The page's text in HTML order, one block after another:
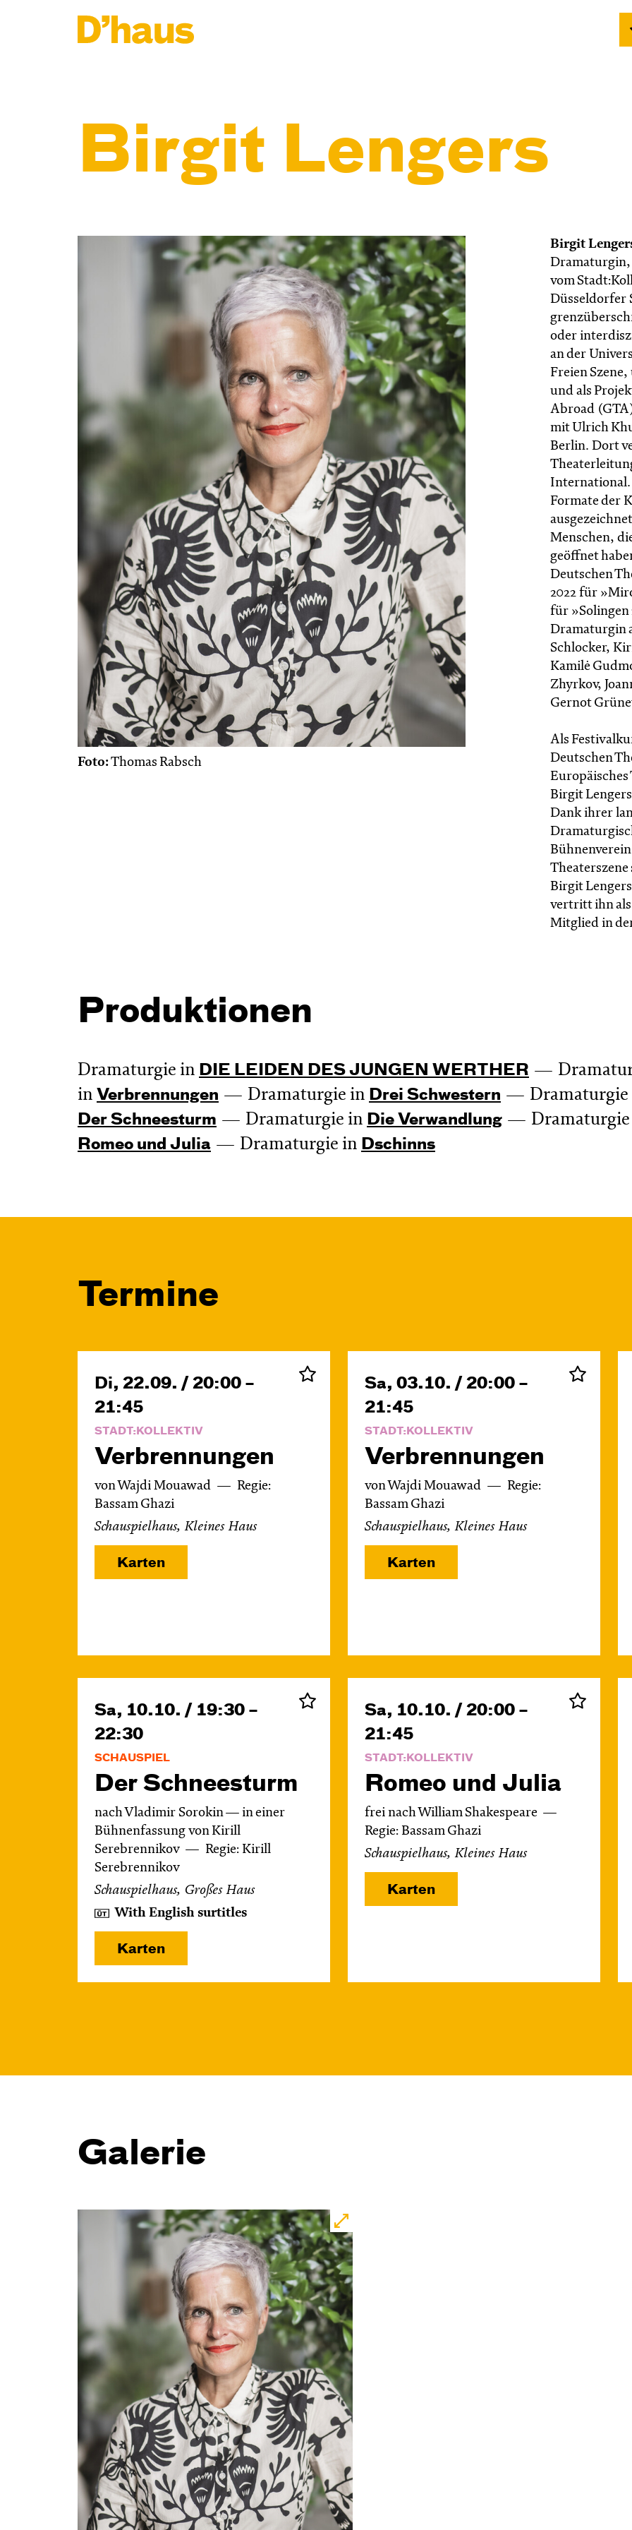
Birgit Lengers
Foto:Thomas Rabsch
Birgit
vom
Düsseldorfer
oder
an der
Freien
und als
Abroad
mit Ulrich
Berlin. Dort
International.
Formate der
Menschen,
geöffnet
Deutschen
2022 für
für »Solingen
Dramaturgin
Schlocker,
Kamilė
Zhyrkov,
Gernot
Als
Deutschen
Birgit
Dank ihrer
Birgit
vertritt ihn als
Mitglied in
Produktionen
Dramaturgie in DIE LEIDEN DES JUNGEN WERTHER
in Verbren­nungen Dramaturgie in Drei Schwestern Dramaturgie
Der Schnee­sturm Dramaturgie in Die Verwand­lung
Romeo und Julia Dramaturgie in Dschinns
Termine
Di, 22.09. / 20:00 –
21:45
STADT:KOLLEKTIV
Verbren­nungen
von Wajdi Mouawad
Regie:
Bassam Ghazi
Schauspielhaus, Kleines Haus
Karten
Sa, 03.10. / 20:00 –
21:45
STADT:KOLLEKTIV
Verbren­nungen
von Wajdi Mouawad
Regie:
Bassam Ghazi
Schauspielhaus, Kleines Haus
Karten
Sa, 10.10. / 19:30 –
22:30
SCHAUSPIEL
Der Schnee­sturm
nach Vladimir Sorokin — in einer
Bühnenfassung von Kirill
Serebrennikov
Regie: Kirill
Serebrennikov
Schauspielhaus, Großes Haus
With English surtitles
Karten
Sa, 10.10. / 20:00 –
21:45
STADT:KOLLEKTIV
Romeo und Julia
frei nach William Shakespeare
Regie: Bassam Ghazi
Schauspielhaus, Kleines Haus
Karten
Galerie